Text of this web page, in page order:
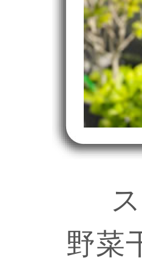
野菜